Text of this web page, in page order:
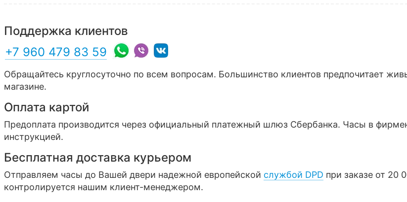
Поддержка клиентов
+7 960 479 83 59
Обращайтесь круглосуточно по всем вопросам. Большинство клиентов предпочитает
магазине.
Оплата картой
Предоплата производится через официальный платежный шлюз Сбербанка. Часы в
инструкцией.
Бесплатная доставка курьером
Отправляем часы до Вашей двери надежной европейской службой DPD при заказе от 20
контролируется нашим клиент-менеджером.